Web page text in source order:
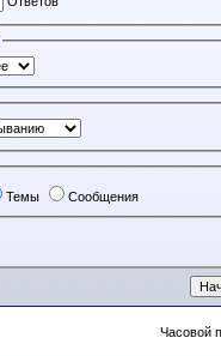
Темы Сообщения
Часовой